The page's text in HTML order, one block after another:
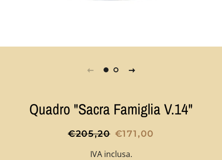
Quadro "Sacra Famiglia V.14"
Prezzo
€205,20 Prezzo
€171,00
IVA inclusa.